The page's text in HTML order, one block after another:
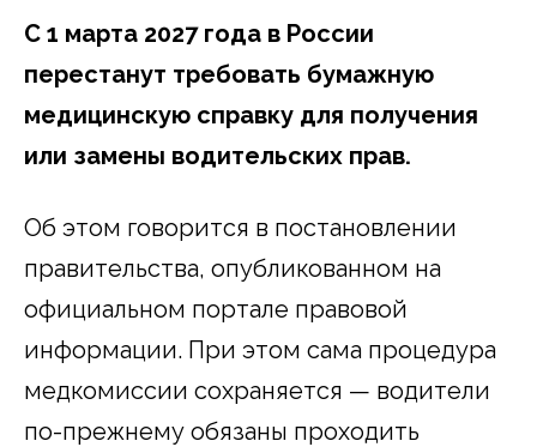
С 1 марта 2027 года в России
перестанут требовать бумажную
медицинскую справку для получения
или замены водительских прав.
Об этом говорится в постановлении
правительства, опубликованном на
официальном портале правовой
информации. При этом сама процедура
медкомиссии сохраняется — водители
по-прежнему обязаны проходить